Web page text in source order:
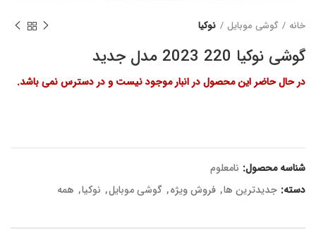
خانه گوشی موبایل نوکیا
گوشی نوکیا 220 2023 مدل جدید
در حال حاضر این محصول در انبار موجود نیست و در دسترس نمی باشد.
شناسه محصول: نامعلوم
دسته: جدیدترین ها, فروش ویژه, گوشی موبایل, نوکیا, همه